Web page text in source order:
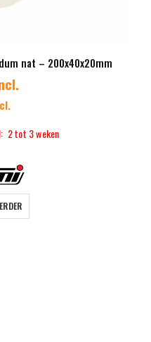
nat – 200x40x20mm
2 tot 3 weken